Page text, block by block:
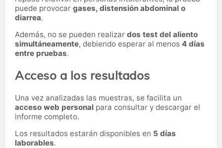
puede provocar gases, distensión abdominal o
diarrea.
Además, no se pueden realizar dos test del aliento
simultáneamente, debiendo esperar al menos 4 días
entre pruebas.
Acceso a los resultados
Una vez analizadas las muestras, se facilita un
acceso web personal para consultar y descargar el
informe completo.
Los resultados estarán disponibles en 5 días
laborables.